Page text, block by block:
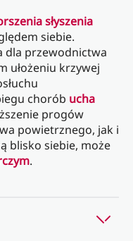
słyszenia
siebie.
dla przewodnictwa
ułożeniu krzywej
chorób ucha
progów
powietrznego, jak i
blisko siebie, może
.